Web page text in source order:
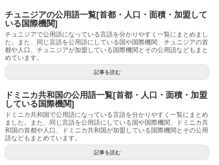
チュニジアの公用語一覧[首都・人口・面積・加盟して
いる国際機関]
チュニジアで公用語になっている言語を分かりやすく一覧にまとめまし
た。また、同じ言語を公用語にしている国や国際機関、チュニジアの首
都や人口、チュニジアが加盟している国際機関とその公用語などもまと
めています。
記事を読む
ドミニカ共和国の公用語一覧[首都・人口・面積・加盟
している国際機関]
ドミニカ共和国で公用語になっている言語を分かりやすく一覧にまとめ
ました。また、同じ言語を公用語にしている国や国際機関、ドミニカ共
和国の首都や人口、ドミニカ共和国が加盟している国際機関とその公用
語などもまとめています。
記事を読む